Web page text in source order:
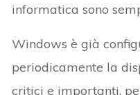
informatica sono
Windows è già
periodicamente la
critici e importanti,